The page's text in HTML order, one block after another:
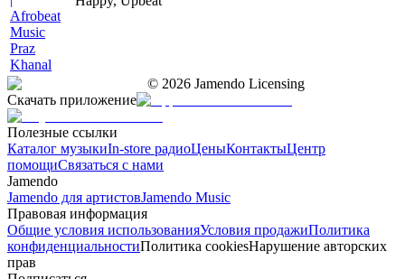
Afrobeat
Music
Praz
Khanal
© 2026 Jamendo Licensing
Скачать приложение
Полезные ссылки
Каталог музыкиIn-store радиоЦеныКонтактыЦентр
помощиСвязаться с нами
Jamendo
Jamendo для артистовJamendo Music
Правовая информация
Общие условия использованияУсловия продажиПолитика
конфиденциальностиПолитика cookiesНарушение авторских
прав